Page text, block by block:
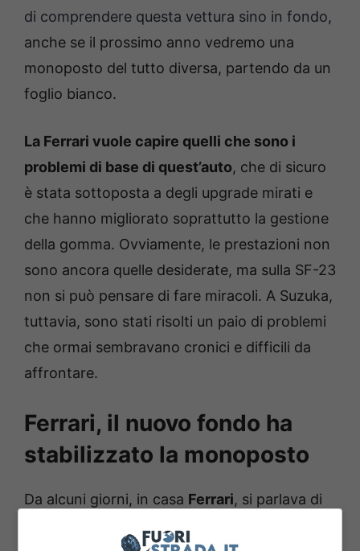
di comprendere questa vettura sino in fondo,
anche se il prossimo anno vedremo una
monoposto del tutto diversa, partendo da un
foglio bianco.
La Ferrari vuole capire quelli che sono i
problemi di base di quest’auto, che di sicuro
è stata sottoposta a degli upgrade mirati e
che hanno migliorato soprattutto la gestione
della gomma. Ovviamente, le prestazioni non
sono ancora quelle desiderate, ma sulla SF-23
non si può pensare di fare miracoli. A Suzuka,
tuttavia, sono stati risolti un paio di problemi
che ormai sembravano cronici e difficili da
affrontare.
Ferrari, il nuovo fondo ha
stabilizzato la monoposto
Da alcuni giorni, in casa Ferrari, si parlava di